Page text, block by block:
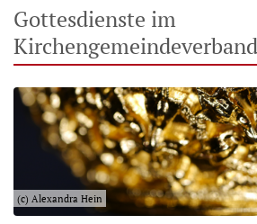
Gottesdienste im
Kirchengemeindeverband
(c) Alexandra Hein